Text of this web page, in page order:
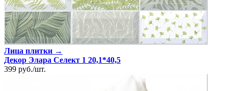
Лица плитки →
Декор Элара Селект 1 20,1*40,5
399 руб./шт.